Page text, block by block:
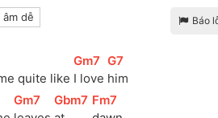
Báo
dễ
quite like
[
Gm7 ]
I love
[
G7
him
[
Gm7 [
Gbm7 ][Fm7